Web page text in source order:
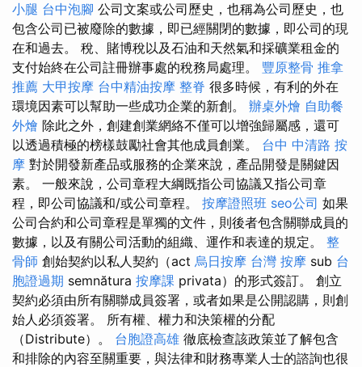
小腿 台中泡腳 公司文案或公司歷史，也稱為公司歷史，也
包含公司已被廢除的數據，即已經關閉的數據，即公司的現
在和過去。 稅、賭博稅以及石油和天然氣和採礦業租金的
支付始終在公司註冊辦事處的稅務局處理。 豐原整骨 推拿
推薦 大甲按摩 台中精油按摩 整脊 很多時候，有利的外在
環境因素可以幫助一些成功企業的新創。 辦桌外燴 自助餐
外燴 除此之外，創建創業網絡不僅可以增強歸屬感，還可
以透過積極的榜樣鼓勵社會其他成員創業。 台中 中清路 按
摩 對於開發新產品或服務的企業來說，產品開發是關鍵因
素。 一般來說，公司章程大綱既指公司協議又指公司章
程，即公司協議和/或公司章程。 按摩證照班 seo公司 如果
公司合約和公司章程是單獨的文件，則後者包含關聯成員的
數據，以及有關公司活動的組織、運作和表達的規定。 整
骨師 創始契約以私人契約（act 烏日按摩 台灣 按摩 sub 台
胞證過期 semnătura 按摩課 privata）的形式簽訂。 創立
契約必須由所有關聯成員簽署，或者如果是公開認購，則創
始人必須簽署。 所有權、權力和決策權的分配
（Distribute）。 台胞證高雄 徹底檢查該政策並了解包含
和排除的內容至關重要，與法律和財務專業人士的諮詢也很